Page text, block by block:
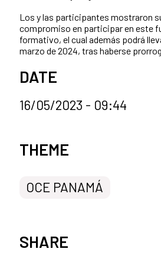
Los y las participantes mostraron
compromiso en participar en este
formativo, el cual además podrá
marzo de 2024, tras haberse
DATE
16/05/2023 - 09:44
News categories
THEME
OCE PANAMÁ
SHARE